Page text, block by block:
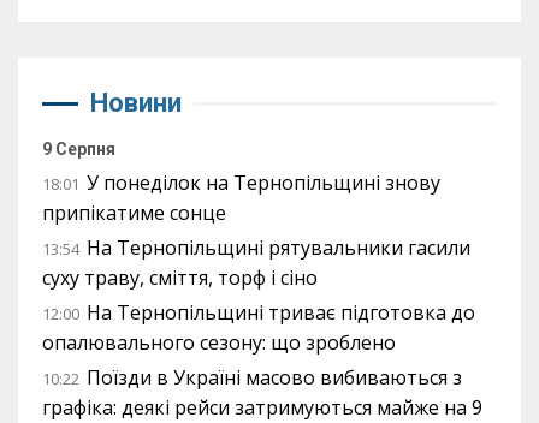
Новини
9 Серпня
18:01 У понеділок на Тернопільщині знову
припікатиме сонце
13:54 На Тернопільщині рятувальники гасили
суху траву, сміття, торф і сіно
12:00 На Тернопільщині триває підготовка до
опалювального сезону: що зроблено
10:22 Поїзди в Україні масово вибиваються з
графіка: деякі рейси затримуються майже на 9